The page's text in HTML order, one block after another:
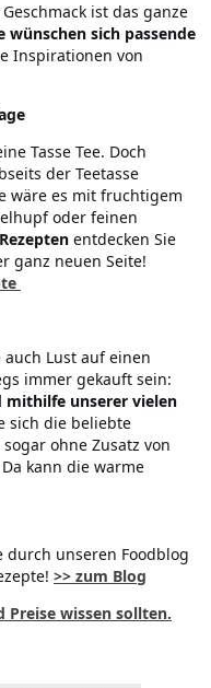
ist das ganze
wünschen sich passende
Inspirationen von
Tasse Tee. Doch
der Teetasse
wäre es mit fruchtigem
oder feinen
entdecken Sie
ganz neuen Seite!
auch Lust auf einen
immer gekauft sein:
mithilfe unserer vielen
sich die beliebte
ohne Zusatz von
kann die warme
durch unseren Foodblog
>> zum Blog
Preise wissen sollten.